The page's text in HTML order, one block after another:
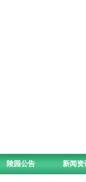
陵园公告 新闻资